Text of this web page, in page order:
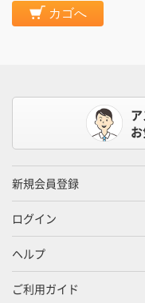
カゴへ
新規会員登録
ログイン
ヘルプ
ご利用ガイド